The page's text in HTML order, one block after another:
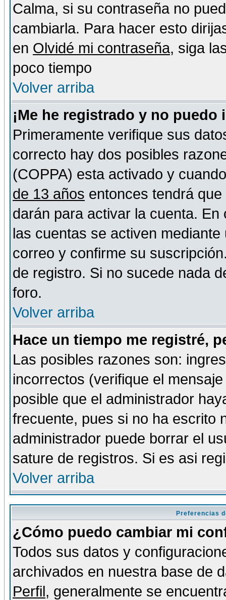
Calma, si su contraseña no
cambiarla. Para hacer esto
en Olvidé mi contraseña, siga
poco tiempo
Volver arriba
¡Me he registrado y no puedo
Primeramente verifique sus
correcto hay dos posibles
(COPPA) esta activado y
de 13 años entonces tendrá
darán para activar la cuenta.
las cuentas se activen
correo y confirme su
de registro. Si no sucede nada
foro.
Volver arriba
Hace un tiempo me registré,
Las posibles razones son:
incorrectos (verifique el
posible que el administrador
frecuente, pues si no ha escrito
administrador puede borrar el
sature de registros. Si es asi
Volver arriba
Preferencias
¿Cómo puedo cambiar mi
Todos sus datos y
archivados en nuestra base de
Perfil, generalmente se